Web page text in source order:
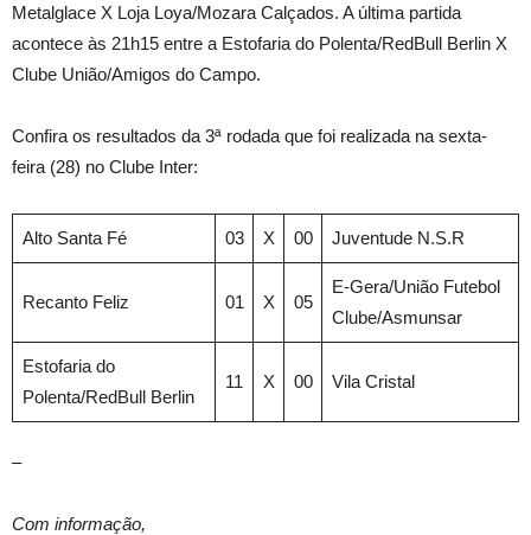
Metalglace X Loja Loya/Mozara Calçados. A última partida
acontece às 21h15 entre a Estofaria do Polenta/RedBull Berlin X
Clube União/Amigos do Campo.
Confira os resultados da 3ª rodada que foi realizada na sexta-
feira (28) no Clube Inter:
Alto Santa Fé 03 X 00 Juventude N.S.R
Recanto Feliz 01 X 05
E-Gera/União Futebol
Clube/Asmunsar
Estofaria do
Polenta/RedBull Berlin
11 X 00 Vila Cristal
–
Com informação,